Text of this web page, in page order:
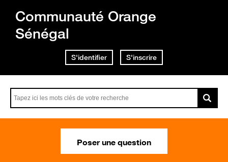
Communauté Orange
Sénégal
S'identifier S'inscrire
Poser une question